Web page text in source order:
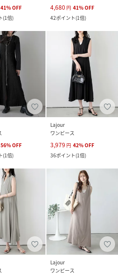
41%OFF
(1倍)
4,680 円 41%OFF
42ポイント(1倍)
56%OFF
(1倍)
Lajour
ワンピース
3,979 円 42%OFF
36ポイント(1倍)
Lajour
ワンピース